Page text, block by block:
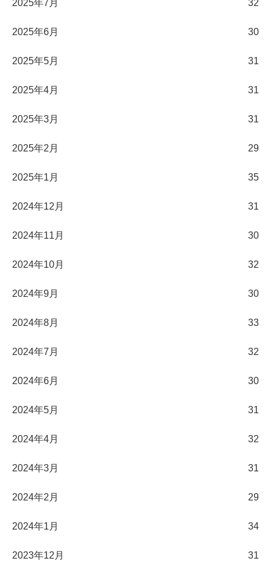
2025年7月 32
2025年6月 30
2025年5月 31
2025年4月 31
2025年3月 31
2025年2月 29
2025年1月 35
2024年12月 31
2024年11月 30
2024年10月 32
2024年9月 30
2024年8月 33
2024年7月 32
2024年6月 30
2024年5月 31
2024年4月 32
2024年3月 31
2024年2月 29
2024年1月 34
2023年12月 31